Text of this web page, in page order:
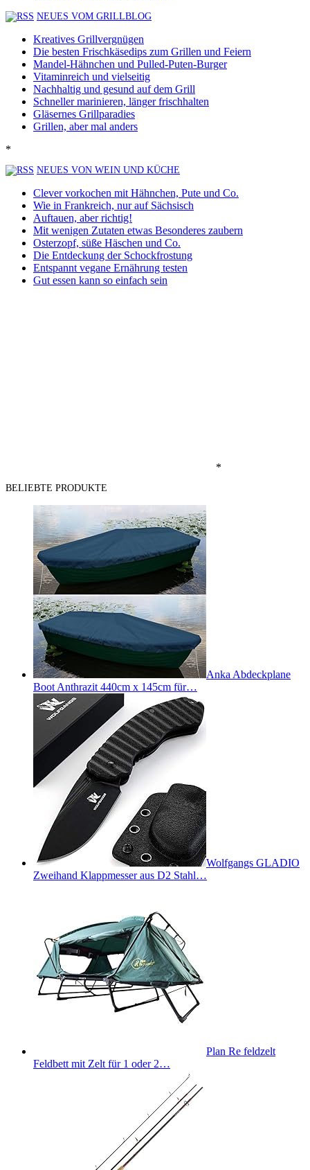
NEUES VOM GRILLBLOG
Kreatives Grillvergnügen
Die besten Frischkäsedips zum Grillen und Feiern
Mandel-Hähnchen und Pulled-Puten-Burger
Vitaminreich und vielseitig
Nachhaltig und gesund auf dem Grill
Schneller marinieren, länger frischhalten
Gläsernes Grillparadies
Grillen, aber mal anders
*
NEUES VON WEIN UND KÜCHE
Clever vorkochen mit Hähnchen, Pute und Co.
Wie in Frankreich, nur auf Sächsisch
Auftauen, aber richtig!
Mit wenigen Zutaten etwas Besonderes zaubern
Osterzopf, süße Häschen und Co.
Die Entdeckung der Schockfrostung
Entspannt vegane Ernährung testen
Gut essen kann so einfach sein
*
BELIEBTE PRODUKTE
Anka Abdeckplane
Boot Anthrazit 440cm x 145cm für…
Wolfgangs GLADIO
Zweihand Klappmesser aus D2 Stahl…
Plan Re feldzelt
Feldbett mit Zelt für 1 oder 2…